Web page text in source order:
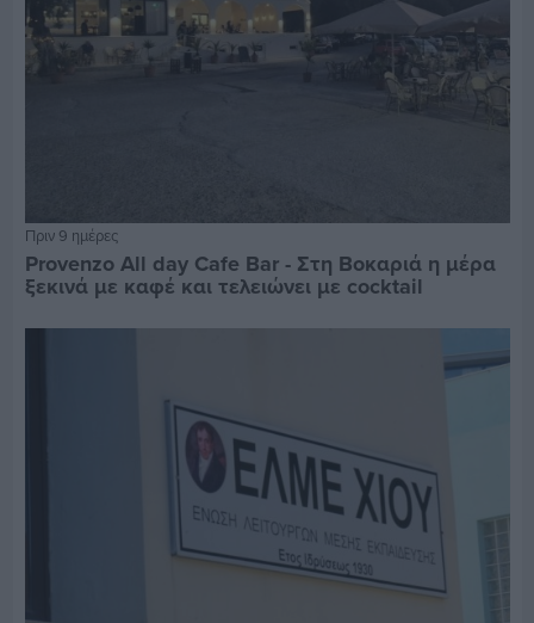
Πριν 9 ημέρες
Provenzo All day Cafe Bar - Στη Βοκαριά η μέρα
ξεκινά με καφέ και τελειώνει με cocktail